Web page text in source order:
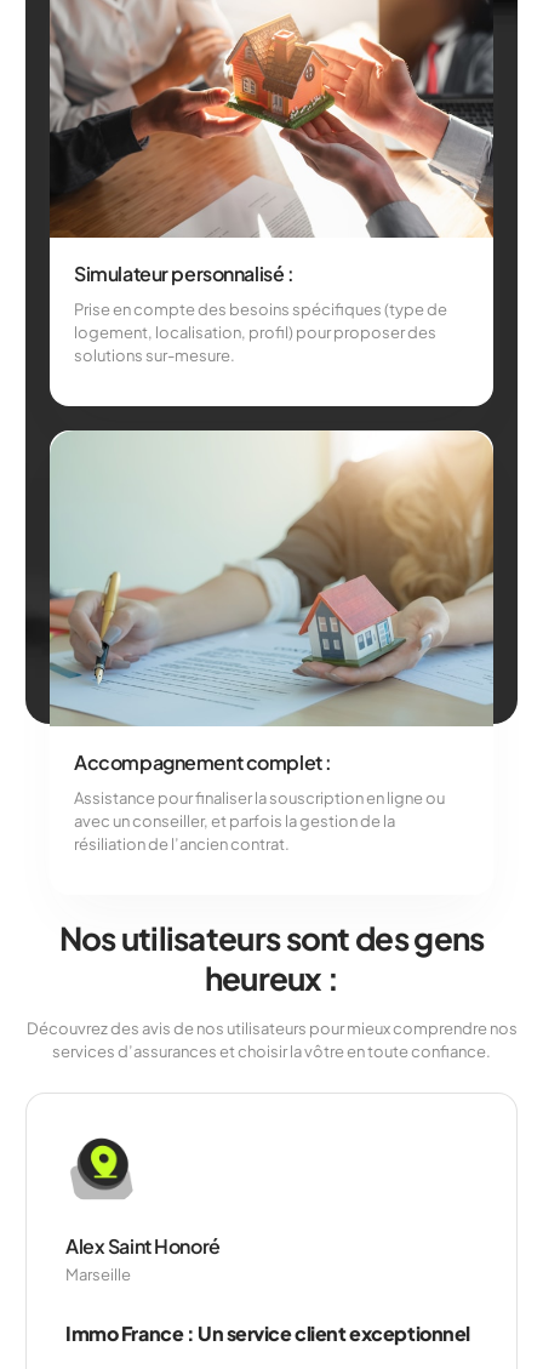
Simulateur personnalisé :
Prise en compte des besoins spécifiques (type de
logement, localisation, profil) pour proposer des
solutions sur-mesure.
Accompagnement complet :
Assistance pour finaliser la souscription en ligne ou
avec un conseiller, et parfois la gestion de la
résiliation de l’ancien contrat.
Nos utilisateurs sont des gens
heureux :
Découvrez des avis de nos utilisateurs pour mieux comprendre nos
services d’assurances et choisir la vôtre en toute confiance.
Immo France : Une plateforme de suivi fiable
Alex Saint Honoré
Marseille
Immo France : Un service client exceptionnel
Immo France : Une gestion simplifiée de vos